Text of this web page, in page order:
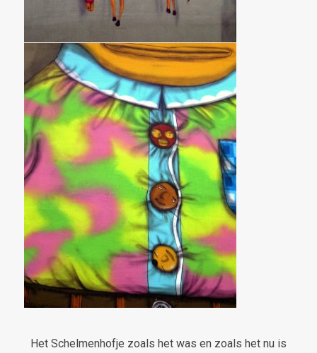
Het Schelmenhofje zoals het was en zoals het nu is